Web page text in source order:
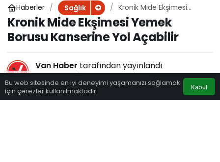
Haberler Sağlık
Kronik Mide Ekşimesi
Yemek Borusu Kanserine
Yol Açabilir
Kronik Mide Ekşimesi Yemek
Borusu Kanserine Yol Açabilir
Van Haber tarafından yayınlandı
27 Ocak 2025, 17:25yayınlandı
127
Bu web sitesinde en iyi deneyimi yaşamanızı sağlamak
için çerezler kullanılmaktadır.
Kabul
Anasayfa Eczaneler Hava Durumu